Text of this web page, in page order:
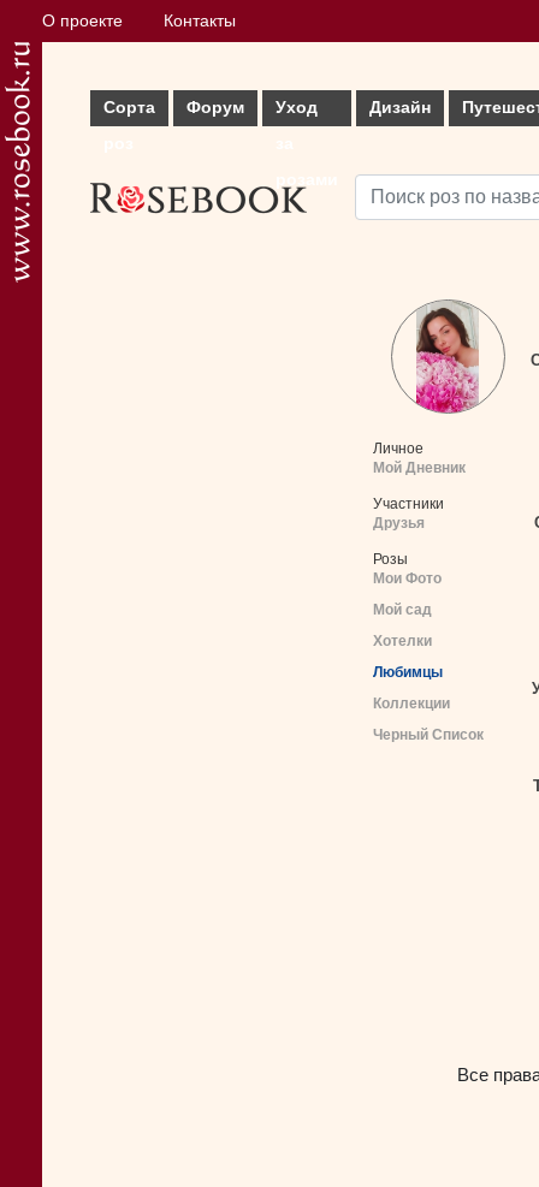
О проекте Контакты
Сорта
Форум
Уход
Дизайн
Личное
Мой Дневник
Участники
Друзья
Розы
Мои Фото
Мой сад
Хотелки
Любимцы
Коллекции
Черный Список
Все